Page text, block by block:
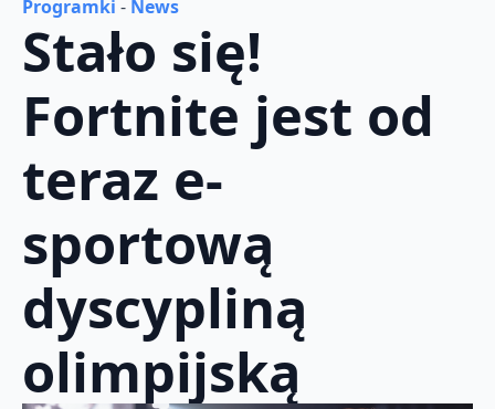
Programki - News
Stało się!
Fortnite jest od
teraz e-
sportową
dyscypliną
olimpijską